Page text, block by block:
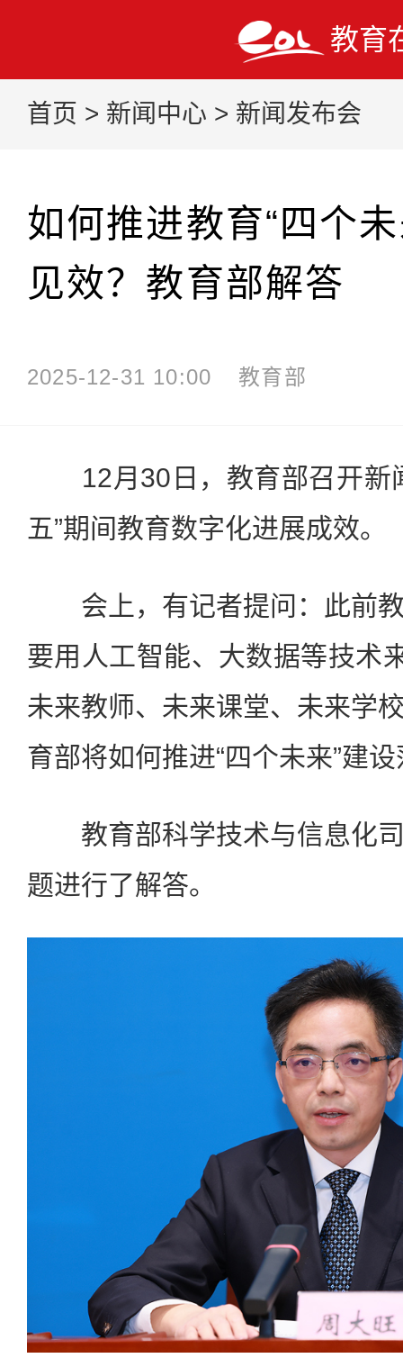
教育
首页 > 新闻中心 > 新闻发布会
如何推进教育“四个
见效？教育部解答
2025-12-31 10:00 教育部
12月30日，教育部召开新
五”期间教育数字化进展成效。
会上，有记者提问：此前教
要用人工智能、大数据等技术
未来教师、未来课堂、未来学
育部将如何推进“四个未来”建
教育部科学技术与信息化司
题进行了解答。